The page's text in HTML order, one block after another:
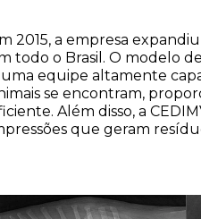
2015, a empresa
todo o Brasil. O modelo
equipe altamente
se encontram,
Além disso, a
que geram